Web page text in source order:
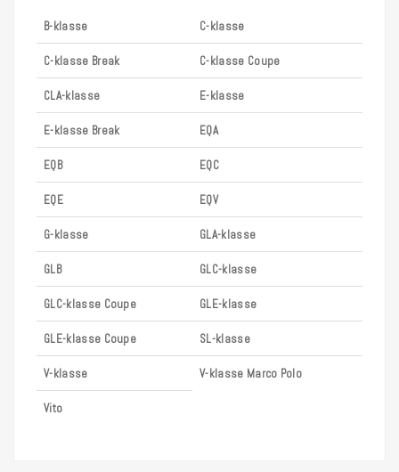
B-klasse C-klasse
C-klasse Break C-klasse Coupe
CLA-klasse E-klasse
E-klasse Break EQA
EQB EQC
EQE EQV
G-klasse GLA-klasse
GLB GLC-klasse
GLC-klasse Coupe GLE-klasse
GLE-klasse Coupe SL-klasse
V-klasse V-klasse Marco Polo
Vito